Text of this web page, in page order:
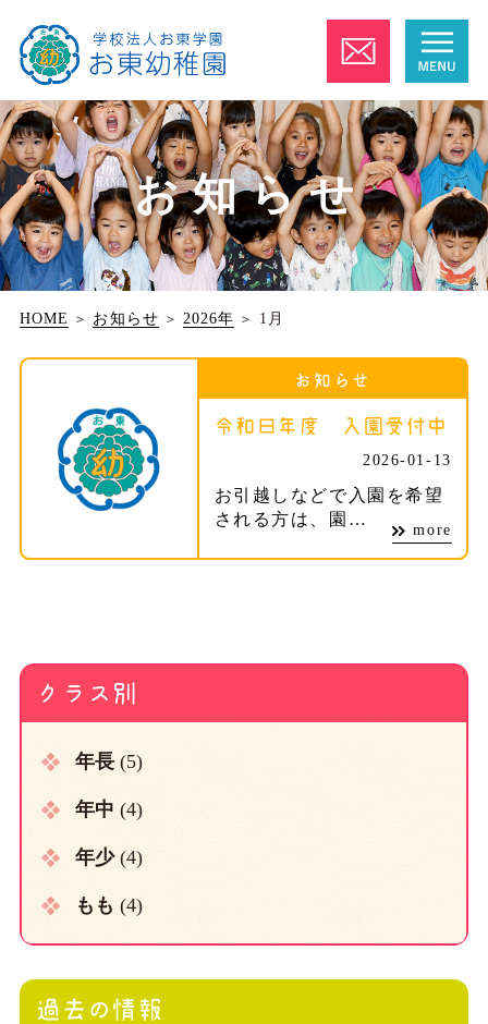
お知らせ
HOME ＞ お知らせ ＞ 2026年 ＞ 1月
お知らせ
令和８年度 入園受付中
2026-01-13
お引越しなどで入園を希望
される方は、園…
more
クラス別
年長 (5)
年中 (4)
年少(4)
もも (4)
過去の情報